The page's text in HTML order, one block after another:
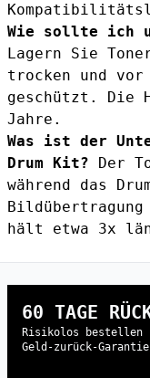
Wie sollte ich
Lagern Sie
trocken und
geschützt. Die
Jahre.
Was ist der
Drum Kit? Der
während das
hält etwa 3x
60 TAGE
Risikolos bestellen
Geld-zurück-Garantie